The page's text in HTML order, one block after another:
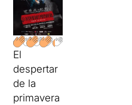
El
despertar
de la
primavera